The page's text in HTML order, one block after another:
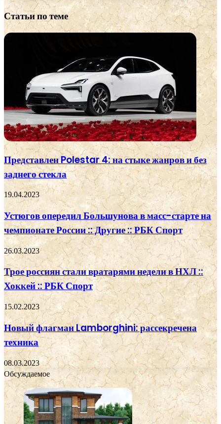
Статьи по теме
Представлен Polestar 4: на стыке жанров и без
заднего стекла
19.04.2023
Устюгов опередил Большунова в масс-старте на
чемпионате России :: Другие :: РБК Спорт
26.03.2023
Трое россиян стали вратарями недели в НХЛ ::
Хоккей :: РБК Спорт
15.02.2023
Новый флагман Lamborghini: рассекречена
техника
08.03.2023
Обсуждаемое